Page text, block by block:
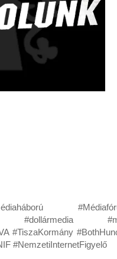
#dollármedia
#TiszaKormány
#NemzetiInternetFigyelő